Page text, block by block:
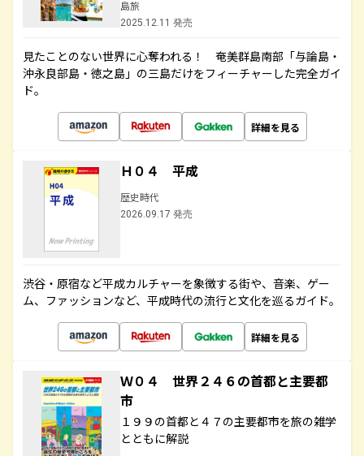
島旅
2025.12.11 発売
見たことのない世界に心奪われる！ 奄美群島南部「与論島・
沖永良部島・徳之島」の三島だけをフィーチャーした完全ガイ
ド。
詳細を見る
Ｈ０４ 平成
歴史時代
2026.09.17 発売
渋谷・原宿など平成カルチャーを象徴する街や、音楽、ゲー
ム、ファッションなど、平成時代の流行と文化を巡るガイド。
詳細を見る
Ｗ０４ 世界２４６の首都と主要都
市
１９９の首都と４７の主要都市を旅の雑学
とともに解説